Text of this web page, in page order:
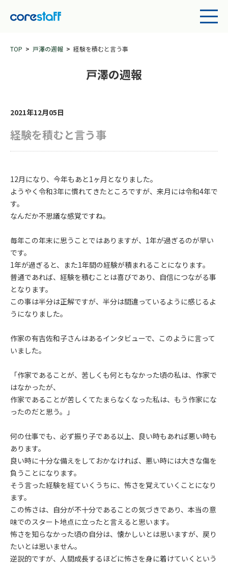
TOP 戸澤の週報 経験を積むと言う事
戸澤の週報
2021年12月05日
経験を積むと言う事
12月になり、今年もあと1ヶ月となりました。
ようやく令和3年に慣れてきたところですが、来月には令和4年で
す。
なんだか不思議な感覚ですね。
毎年この年末に思うことではありますが、1年が過ぎるのが早い
です。
1年が過ぎると、また1年間の経験が積まれることになります。
普通であれば、経験を積むことは喜びであり、自信につながる事
となります。
この事は半分は正解ですが、半分は間違っているように感じるよ
うになりました。
作家の有吉佐和子さんはあるインタビューで、このように言って
いました。
「作家であることが、苦しくも何ともなかった頃の私は、作家で
はなかったが、
作家であることが苦しくてたまらなくなった私は、もう作家にな
ったのだと思う。」
何の仕事でも、必ず振り子である以上、良い時もあれば悪い時も
あります。
良い時に十分な備えをしておかなければ、悪い時には大きな傷を
負うことになります。
そう言った経験を経ていくうちに、怖さを覚えていくことになり
ます。
この怖さは、自分が不十分であることの気づきであり、本当の意
味でのスタート地点に立ったと言えると思います。
怖さを知らなかった頃の自分は、懐かしいとは思いますが、戻り
たいとは思いません。
逆説的ですが、人間成長するほどに怖さを身に着けていくという